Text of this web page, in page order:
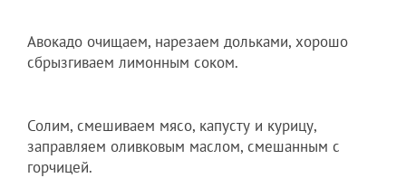
Авокадо очищаем, нарезаем дольками, хорошо
сбрызгиваем лимонным соком.
Солим, смешиваем мясо, капусту и курицу,
заправляем оливковым маслом, смешанным с
горчицей.